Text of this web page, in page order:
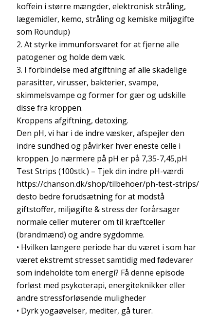
koffein i større mængder, elektronisk stråling,
lægemidler, kemo, stråling og kemiske miljøgifte
som Roundup)
2. At styrke immunforsvaret for at fjerne alle
patogener og holde dem væk.
3. I forbindelse med afgiftning af alle skadelige
parasitter, virusser, bakterier, svampe,
skimmelsvampe og former for gær og udskille
disse fra kroppen.
Kroppens afgiftning, detoxing.
Den pH, vi har i de indre væsker, afspejler den
indre sundhed og påvirker hver eneste celle i
kroppen. Jo nærmere på pH er på 7,35-7,45,pH
Test Strips (100stk.) – Tjek din indre pH-værdi
https://chanson.dk/shop/tilbehoer/ph-test-strips/
desto bedre forudsætning for at modstå
giftstoffer, miljøgifte & stress der forårsager
normale celler muterer om til kræftceller
(brandmænd) og andre sygdomme.
• Hvilken længere periode har du været i som har
været ekstremt stresset samtidig med fødevarer
som indeholdte tom energi? Få denne episode
forløst med psykoterapi, energiteknikker eller
andre stressforløsende muligheder
• Dyrk yogaøvelser, mediter, gå turer.